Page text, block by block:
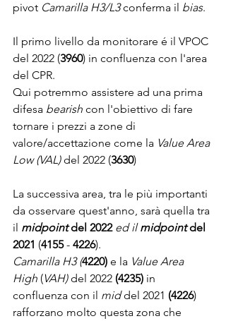
pivot Camarilla H3/L3 conferma il bias.
Il primo livello da monitorare é il VPOC
del 2022 (3960) in confluenza con l'area
del CPR.
Qui potremmo assistere ad una prima
difesa bearish con l'obiettivo di fare
tornare i prezzi a zone di
valore/accettazione come la Value Area
Low (VAL) del 2022 (3630)
La successiva area, tra le più importanti
da osservare quest'anno, sarà quella tra
il midpoint del 2022 ed il midpoint del
2021 (4155 - 4226).
Camarilla H3 (4220) e la Value Area
High (VAH) del 2022 (4235) in
confluenza con il mid del 2021 (4226)
rafforzano molto questa zona che